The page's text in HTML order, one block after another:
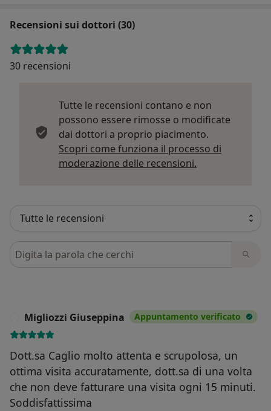
Recensioni sui dottori (30)
30 recensioni
Tutte le recensioni contano e non
possono essere rimosse o modificate
dai dottori a proprio piacimento.
Scopri come funziona il processo di
moderazione delle recensioni.
Cerca nelle recensioni
Migliozzi Giuseppina Appuntamento verificato
Dott.sa Caglio molto attenta e scrupolosa, un
ottima visita accuratamente, dott.sa di una volta
che non deve fatturare una visita ogni 15 minuti.
Soddisfattissima